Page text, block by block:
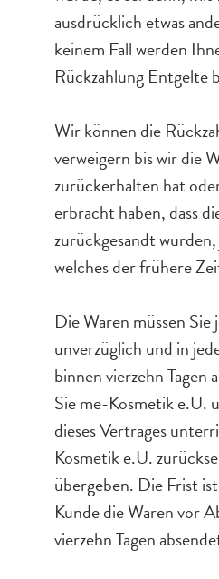
ausdrücklich etwas
keinem Fall werden
Rückzahlung Entgelte
Wir können die
verweigern bis wir die
zurückerhalten hat
erbracht haben, dass
zurückgesandt
welches der frühere
Die Waren müssen Sie
unverzüglich und in
binnen vierzehn Tagen
Sie me-Kosmetik e.U.
dieses Vertrages
Kosmetik e.U.
übergeben. Die Frist
Kunde die Waren vor
vierzehn Tagen